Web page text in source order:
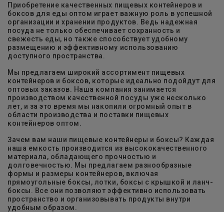
Приобретение качественных пищевых контейнеров и
боксов для еды оптом играет важную роль в успешной
организации и хранении продуктов. Ведь надежная
посуда не только обеспечивает сохранность и
свежесть еды, но также способствует удобному
размещению и эффективному использованию
доступного пространства.
Мы предлагаем широкий ассортимент пищевых
контейнеров и боксов, которые идеально подойдут для
оптовых заказов. Наша компания занимается
производством качественной посуды уже несколько
лет, и за это время мы накопили огромный опыт в
области производства и поставки пищевых
контейнеров оптом.
Зачем вам наши пищевые контейнеры и боксы? Каждая
наша емкость производится из высококачественного
материала, обладающего прочностью и
долговечностью. Мы предлагаем разнообразные
формы и размеры контейнеров, включая
прямоугольные боксы, лотки, боксы с крышкой и ланч-
боксы. Все они позволяют эффективно использовать
пространство и организовывать продукты внутри
удобным образом.